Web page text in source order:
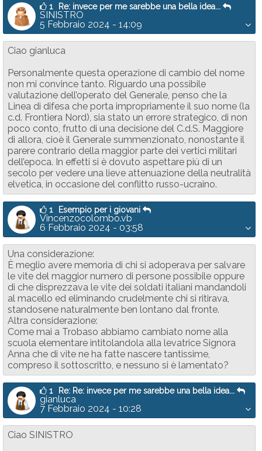
1 Re: invece per me sarebbe una bella idea...
SINISTRO
5 Febbraio 2024 - 14:09
Ciao gianluca
Personalmente questa operazione di cambio del nome
non mi convince tanto. Riguardo una possibile
valutazione dell’operato del Generale, penso che la
Linea di difesa che porta impropriamente il suo nome (la
c.d. Frontiera Nord), sia stato un errore strategico, di non
poco conto, frutto di una decisione del C.d.S. Maggiore
di allora, cioè il Generale summenzionato, nonostante il
parere contrario della maggior parte dei vertici militari
dell’epoca. In effetti si è dovuto aspettare più di un
secolo per vedere una lieve attenuazione della neutralità
elvetica, in occasione del conflitto russo-ucraino.
1 Esempio per i giovani
Vincenzocolombo.vb
6 Febbraio 2024 - 03:58
Una considerazione:
È meglio avere memoria di chi si adoperava per salvare
le vite del maggior numero di persone possibile oppure
di che disprezzava le vite dei soldati italiani mandandoli
al macello ed eliminando crudelmente chi si ritirava,
standosene naturalmente ben lontano dal fronte.
Altra considerazione:
Come mai a Trobaso abbiamo cambiato nome alla
scuola elementare intitolandola alla levatrice Signora
Anna che di vite ne ha fatte nascere tantissime,
compreso il sottoscritto, e nessuno si è lamentato?
1 Re: Re: invece per me sarebbe una bella idea...
gianluca
7 Febbraio 2024 - 10:28
Ciao SINISTRO